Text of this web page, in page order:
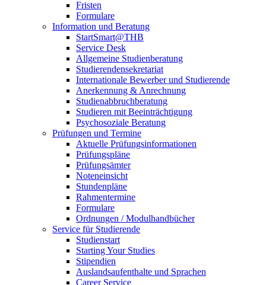
Fristen
Formulare
Information und Beratung
StartSmart@THB
Service Desk
Allgemeine Studienberatung
Studierendensekretariat
Internationale Bewerber und Studierende
Anerkennung & Anrechnung
Studienabbruchberatung
Studieren mit Beeinträchtigung
Psychosoziale Beratung
Prüfungen und Termine
Aktuelle Prüfungsinformationen
Prüfungspläne
Prüfungsämter
Noteneinsicht
Stundenpläne
Rahmentermine
Formulare
Ordnungen / Modulhandbücher
Service für Studierende
Studienstart
Starting Your Studies
Stipendien
Auslandsaufenthalte und Sprachen
Career Service